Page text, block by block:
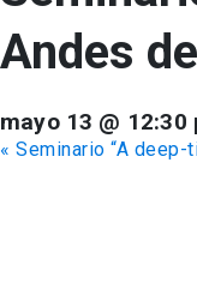
Andes
mayo 13 @ 12:30
« Seminario “A